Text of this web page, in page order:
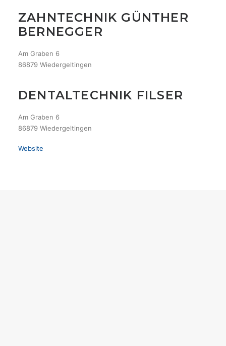
ZAHNTECHNIK GÜNTHER
BERNEGGER
Am Graben 6
86879 Wiedergeltingen
DENTALTECHNIK FILSER
Am Graben 6
86879 Wiedergeltingen
Website